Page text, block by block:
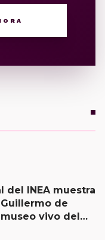
del INEA muestra
de
vivo del